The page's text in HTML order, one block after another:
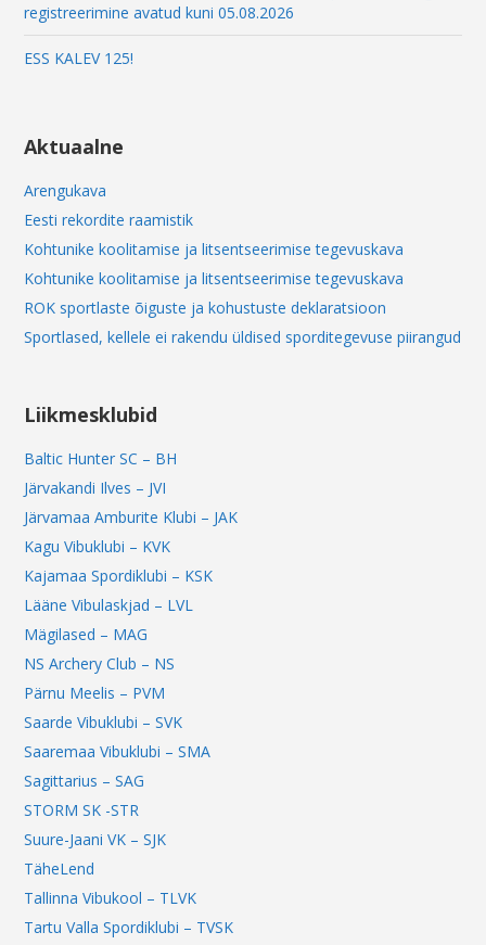
registreerimine avatud kuni 05.08.2026
ESS KALEV 125!
Aktuaalne
Arengukava
Eesti rekordite raamistik
Kohtunike koolitamise ja litsentseerimise tegevuskava
Kohtunike koolitamise ja litsentseerimise tegevuskava
ROK sportlaste õiguste ja kohustuste deklaratsioon
Sportlased, kellele ei rakendu üldised sporditegevuse piirangud
Liikmesklubid
Baltic Hunter SC – BH
Järvakandi Ilves – JVI
Järvamaa Amburite Klubi – JAK
Kagu Vibuklubi – KVK
Kajamaa Spordiklubi – KSK
Lääne Vibulaskjad – LVL
Mägilased – MAG
NS Archery Club – NS
Pärnu Meelis – PVM
Saarde Vibuklubi – SVK
Saaremaa Vibuklubi – SMA
Sagittarius – SAG
STORM SK -STR
Suure-Jaani VK – SJK
TäheLend
Tallinna Vibukool – TLVK
Tartu Valla Spordiklubi – TVSK